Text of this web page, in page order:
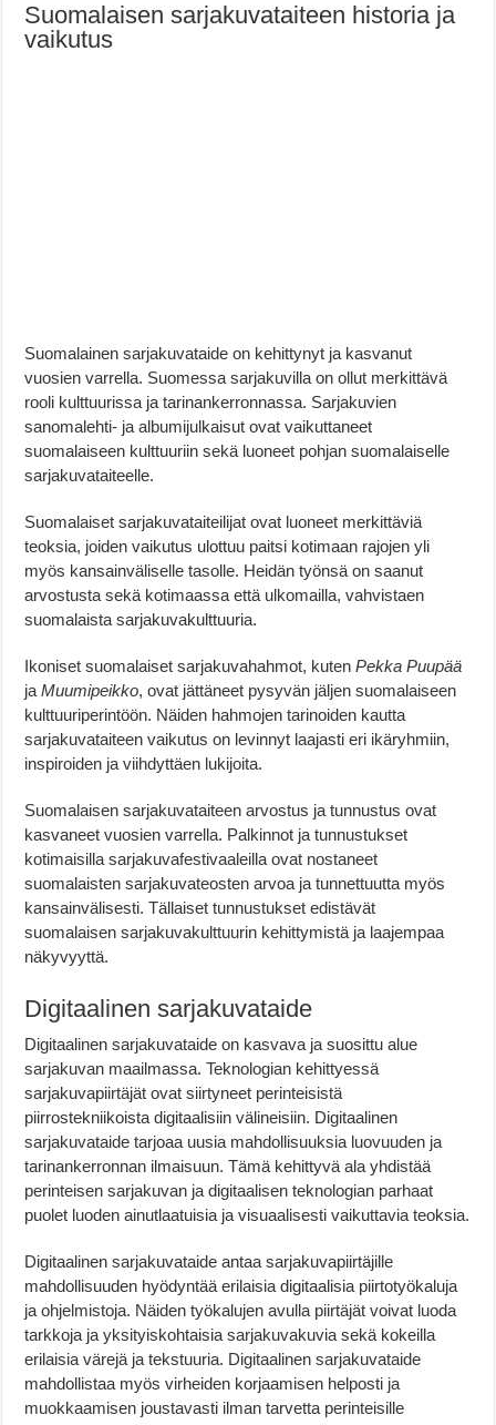
Suomalaisen sarjakuvataiteen historia ja
vaikutus
Suomalainen sarjakuvataide on kehittynyt ja kasvanut
vuosien varrella. Suomessa sarjakuvilla on ollut merkittävä
rooli kulttuurissa ja tarinankerronnassa. Sarjakuvien
sanomalehti- ja albumijulkaisut ovat vaikuttaneet
suomalaiseen kulttuuriin sekä luoneet pohjan suomalaiselle
sarjakuvataiteelle.
Suomalaiset sarjakuvataiteilijat ovat luoneet merkittäviä
teoksia, joiden vaikutus ulottuu paitsi kotimaan rajojen yli
myös kansainväliselle tasolle. Heidän työnsä on saanut
arvostusta sekä kotimaassa että ulkomailla, vahvistaen
suomalaista sarjakuvakulttuuria.
Ikoniset suomalaiset sarjakuvahahmot, kutenPekka Puupää
jaMuumipeikko, ovat jättäneet pysyvän jäljen suomalaiseen
kulttuuriperintöön. Näiden hahmojen tarinoiden kautta
sarjakuvataiteen vaikutus on levinnyt laajasti eri ikäryhmiin,
inspiroiden ja viihdyttäen lukijoita.
Suomalaisen sarjakuvataiteen arvostus ja tunnustus ovat
kasvaneet vuosien varrella. Palkinnot ja tunnustukset
kotimaisilla sarjakuvafestivaaleilla ovat nostaneet
suomalaisten sarjakuvateosten arvoa ja tunnettuutta myös
kansainvälisesti. Tällaiset tunnustukset edistävät
suomalaisen sarjakuvakulttuurin kehittymistä ja laajempaa
näkyvyyttä.
Digitaalinen sarjakuvataide
Digitaalinen sarjakuvataide on kasvava ja suosittu alue
sarjakuvan maailmassa. Teknologian kehittyessä
sarjakuvapiirtäjät ovat siirtyneet perinteisistä
piirrostekniikoista digitaalisiin välineisiin. Digitaalinen
sarjakuvataide tarjoaa uusia mahdollisuuksia luovuuden ja
tarinankerronnan ilmaisuun. Tämä kehittyvä ala yhdistää
perinteisen sarjakuvan ja digitaalisen teknologian parhaat
puolet luoden ainutlaatuisia ja visuaalisesti vaikuttavia teoksia.
Digitaalinen sarjakuvataide antaa sarjakuvapiirtäjille
mahdollisuuden hyödyntää erilaisia digitaalisia piirtotyökaluja
ja ohjelmistoja. Näiden työkalujen avulla piirtäjät voivat luoda
tarkkoja ja yksityiskohtaisia sarjakuvakuvia sekä kokeilla
erilaisia värejä ja tekstuuria. Digitaalinen sarjakuvataide
mahdollistaa myös virheiden korjaamisen helposti ja
muokkaamisen joustavasti ilman tarvetta perinteisille